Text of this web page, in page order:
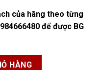
của hãng theo từng
để được BG
HÀNG